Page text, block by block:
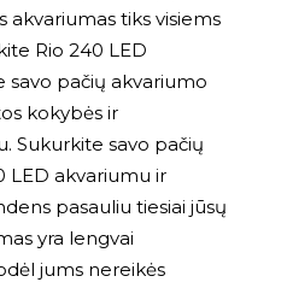
akvariumas tiks visiems
Rio 240 LED
savo pačių akvariumo
kokybės ir
Sukurkite savo pačių
LED akvariumu ir
pasauliu tiesiai jūsų
yra lengvai
jums nereikės